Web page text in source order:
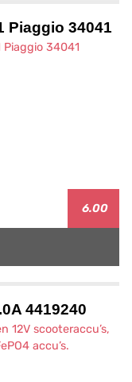
Piaggio 34041
6.00
4419240